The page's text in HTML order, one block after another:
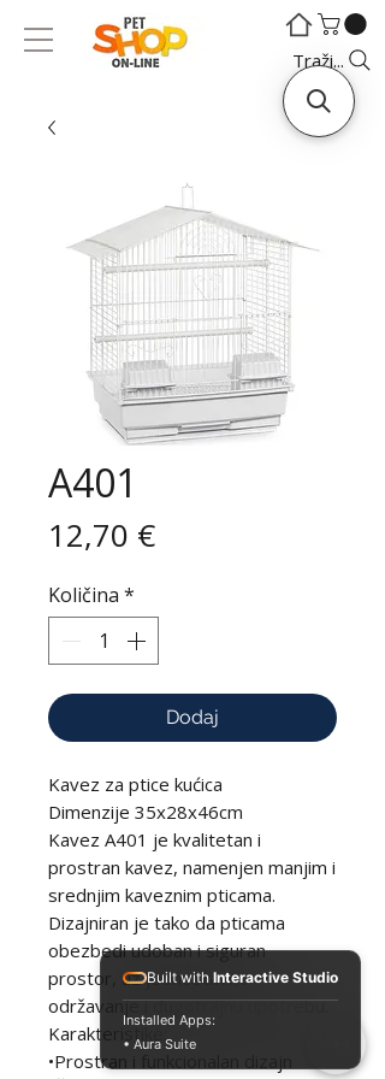
Traži...
A401
12,70 €Cijena
Količina *
Dodaj
Kavez za ptice kućica
Dimenzije 35x28x46cm
Kavez A401 je kvalitetan i
prostran kavez, namenjen manjim i
srednjim kaveznim pticama.
Dizajniran je tako da pticama
obezbedi udoban i siguran
prostor, uz jednostavno
održavanje i dugotrajnu upotrebu.
Karakteristike:
•Prostran i funkcionalan dizajn
Built with Interactive Studio
Installed Apps:
• Aura Suite